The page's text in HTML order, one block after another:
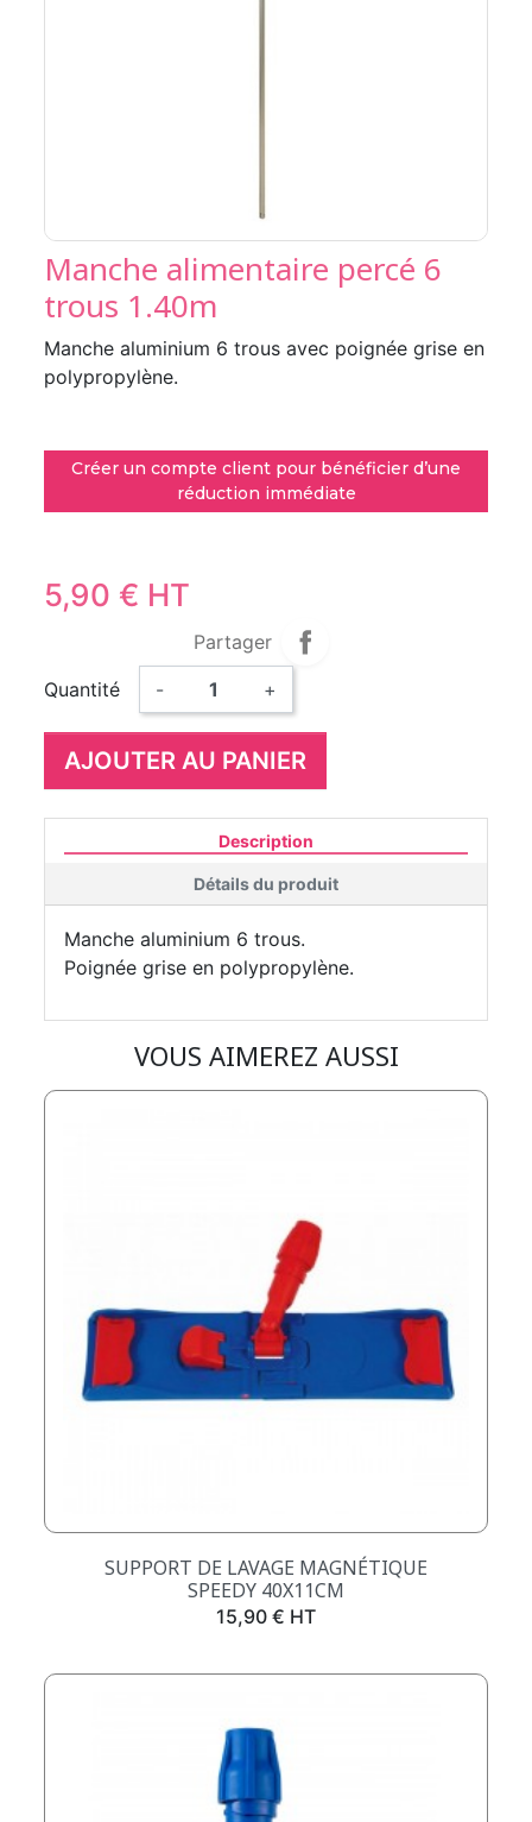
Manche alimentaire percé 6
trous 1.40m
Manche aluminium 6 trous avec poignée grise en
polypropylène.
Créer un compte client pour bénéficier d’une
réduction immédiate
5,90 € HT
Partager
Quantité
- +
AJOUTER AU PANIER
Description
Détails du produit
Manche aluminium 6 trous.
Poignée grise en polypropylène.
VOUS AIMEREZ AUSSI
SUPPORT DE LAVAGE MAGNÉTIQUE
SPEEDY 40X11CM
Prix
15,90 € HT